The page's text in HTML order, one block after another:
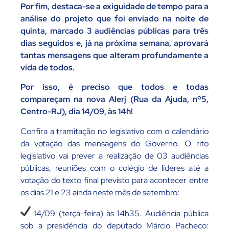
Por fim, destaca-se a exiguidade de tempo para a
análise do projeto que foi enviado na noite de
quinta, marcado 3 audiências públicas para três
dias seguidos e, já na próxima semana, aprovará
tantas mensagens que alteram profundamente a
vida de todos.
Por isso, é preciso que todos e todas
compareçam na nova Alerj (Rua da Ajuda, nº5,
Centro-RJ), dia 14/09, às 14h!
Confira a tramitação no legislativo com o calendário
da votação das mensagens do Governo. O rito
legislativo vai prever a realização de 03 audiências
públicas, reuniões com o colégio de líderes até a
votação do texto final previsto para acontecer entre
os dias 21 e 23 ainda neste mês de setembro:
14/09 (terça-feira) às 14h35. Audiência pública
sob a presidência do deputado Márcio Pacheco: